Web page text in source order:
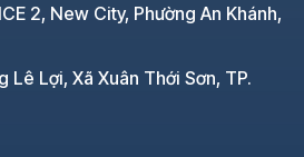
2, New City, Phường An Khánh,
Lê Lợi, Xã Xuân Thới Sơn, TP.